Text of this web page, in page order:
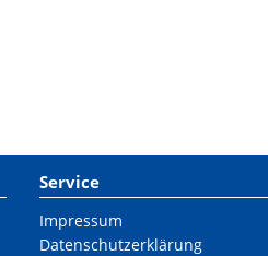
Service
Impressum
Datenschutzerklärung